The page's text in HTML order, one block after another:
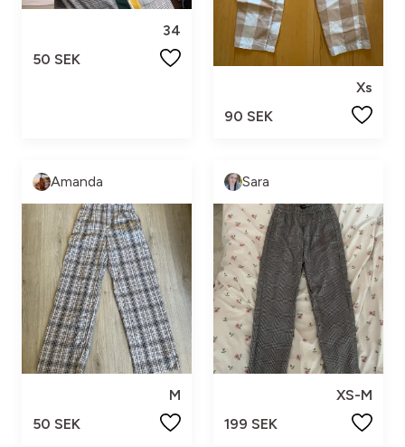
34
50 SEK
Xs
90 SEK
Amanda
M
50 SEK
Sara
XS-M
199 SEK